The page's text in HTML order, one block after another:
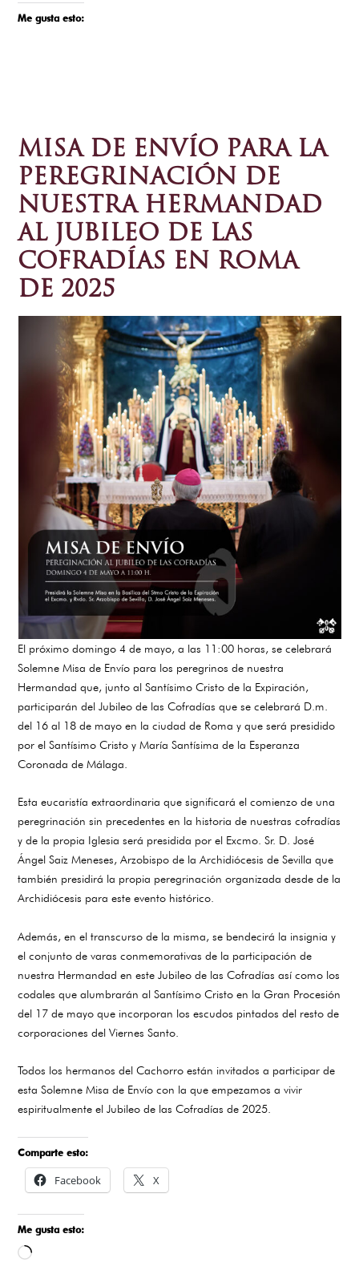
Me gusta esto:
MISA DE ENVÍO PARA LA
PEREGRINACIÓN DE
NUESTRA HERMANDAD
AL JUBILEO DE LAS
COFRADÍAS EN ROMA
DE 2025
El próximo domingo 4 de mayo, a las 11:00 horas, se celebrará
Solemne Misa de Envío para los peregrinos de nuestra
Hermandad que, junto al Santísimo Cristo de la Expiración,
participarán del Jubileo de las Cofradías que se celebrará D.m.
del 16 al 18 de mayo en la ciudad de Roma y que será presidido
por el Santísimo Cristo y María Santísima de la Esperanza
Coronada de Málaga.
Esta eucaristía extraordinaria que significará el comienzo de una
peregrinación sin precedentes en la historia de nuestras cofradías
y de la propia Iglesia será presidida por el Excmo. Sr. D. José
Ángel Saiz Meneses, Arzobispo de la Archidiócesis de Sevilla que
también presidirá la propia peregrinación organizada desde de la
Archidiócesis para este evento histórico.
Además, en el transcurso de la misma, se bendecirá la insignia y
el conjunto de varas conmemorativas de la participación de
nuestra Hermandad en este Jubileo de las Cofradías así como los
codales que alumbrarán al Santísimo Cristo en la Gran Procesión
del 17 de mayo que incorporan los escudos pintados del resto de
corporaciones del Viernes Santo.
Todos los hermanos del Cachorro están invitados a participar de
esta Solemne Misa de Envío con la que empezamos a vivir
espiritualmente el Jubileo de las Cofradías de 2025.
Comparte esto:
Facebook X
Me gusta esto:
Cargando...